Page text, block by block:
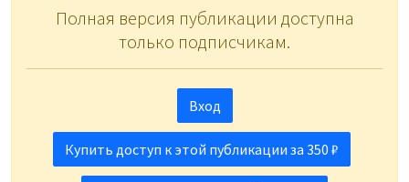
Полная версия публикации доступна
только подписчикам.
Вход
Купить доступ к этой публикации за 350 ₽